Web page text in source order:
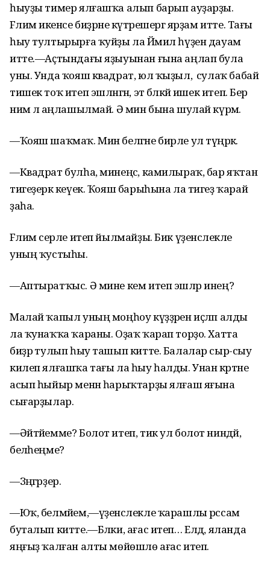
һыуҙы тимер ялғашҡа алып барып ауҙарҙы.
Fәлимә икенсе биҙрәне күтәрешергә ярҙам итте. Тағы
һыу тултырырға ҡуйҙы ла Йәмил һүҙен дауам
итте.—Аҫтындағы яҙыуынан ғына аңлап була
уны. Унда ҡояш квадрат, юл ҡыҙыл, ә сулаҡ бабай
тишек тоҡ итеп эшләнгән, эт бәләкәй ишек итеп. Бер
нимә лә аңлашылмай. Ә мин бына шулай күрәм.
—Ҡояш шаҡмаҡ. Мин белгәне бирле ул түңәрәк.
—Квадрат булһа, минеңсә, камилыраҡ, бар яҡтан
тигеҙерәк кеүек. Ҡояш барыһына ла тигеҙ ҡарай
ҙаһа.
Fәлимә серле итеп йылмайҙы. Бик үҙенсәлекле
уның ҡустыһы.
—Аптыратҡыс. Ә мине кем итеп эшләр инең?
Малай ҡапыл уның моңһоу күҙҙәрен иҫләп алды
ла ҡунаҡҡа ҡараны. Оҙаҡ ҡарап торҙо. Хатта
биҙрә тулып һыу ташып китте. Балалар сыр-сыу
килеп ялғашҡа тағы ла һыу һалды. Унан кәртәне
асып һыйыр менән һарыҡтарҙы ялғаш яғына
сығарҙылар.
—Әйтәйемме? Болот итеп, тик ул болот ниндәй,
беләһеңме?
—Зәңгәрҙер.
—Юҡ, белмәйем,—үҙенсәлекле ҡарашлы рәссам
буталып китте.—Бәлки, ағас итеп… Елдә, яланда
яңғыҙ ҡалған алты мөйөшлө ағас итеп.